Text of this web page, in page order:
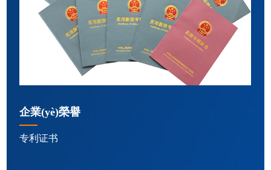
企業(yè)榮譽
专利证书